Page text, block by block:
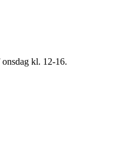
kl. 12-16.